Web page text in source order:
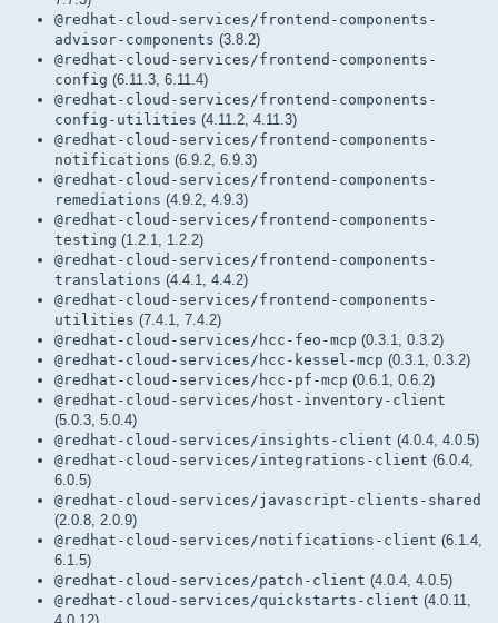
@redhat-cloud-services/frontend-components-
advisor-components (3.8.2)
@redhat-cloud-services/frontend-components-
config (6.11.3, 6.11.4)
@redhat-cloud-services/frontend-components-
config-utilities (4.11.2, 4.11.3)
@redhat-cloud-services/frontend-components-
notifications (6.9.2, 6.9.3)
@redhat-cloud-services/frontend-components-
remediations (4.9.2, 4.9.3)
@redhat-cloud-services/frontend-components-
testing (1.2.1, 1.2.2)
@redhat-cloud-services/frontend-components-
translations (4.4.1, 4.4.2)
@redhat-cloud-services/frontend-components-
utilities (7.4.1, 7.4.2)
@redhat-cloud-services/hcc-feo-mcp (0.3.1, 0.3.2)
@redhat-cloud-services/hcc-kessel-mcp (0.3.1, 0.3.2)
@redhat-cloud-services/hcc-pf-mcp (0.6.1, 0.6.2)
@redhat-cloud-services/host-inventory-client
(5.0.3, 5.0.4)
@redhat-cloud-services/insights-client (4.0.4, 4.0.5)
@redhat-cloud-services/integrations-client (6.0.4,
6.0.5)
@redhat-cloud-services/javascript-clients-shared
(2.0.8, 2.0.9)
@redhat-cloud-services/notifications-client (6.1.4,
6.1.5)
@redhat-cloud-services/patch-client (4.0.4, 4.0.5)
@redhat-cloud-services/quickstarts-client (4.0.11,